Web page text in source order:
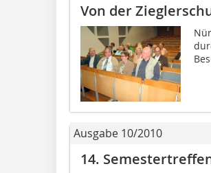
Von der
Ausgabe 10/2010
14.